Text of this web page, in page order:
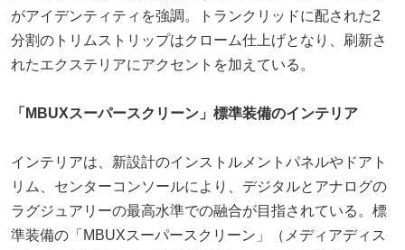
がアイデンティティを強調。トランクリッドに配された2
分割のトリムストリップはクローム仕上げとなり、刷新さ
れたエクステリアにアクセントを加えている。
「MBUXスーパースクリーン」標準装備のインテリア
インテリアは、新設計のインストルメントパネルやドアト
リム、センターコンソールにより、デジタルとアナログの
ラグジュアリーの最高水準での融合が目指されている。標
準装備の「MBUXスーパースクリーン」（メディアディス